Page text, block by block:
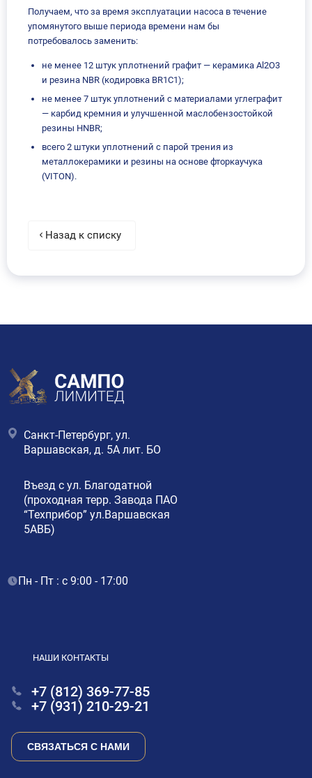
Получаем, что за время эксплуатации насоса в течение
упомянутого выше периода времени нам бы
потребовалось заменить:
не менее 12 штук уплотнений графит — керамика Al2O3
и резина NBR (кодировка BR1C1);
не менее 7 штук уплотнений с материалами углеграфит
— карбид кремния и улучшенной маслобензостойкой
резины HNBR;
всего 2 штуки уплотнений с парой трения из
металлокерамики и резины на основе фторкаучука
(VITON).
Назад к списку
Санкт-Петербург, ул.
Варшавская, д. 5А лит. БО
Въезд с ул. Благодатной
(проходная терр. Завода ПАО
“Техприбор” ул.Варшавская
5АВБ)
Пн - Пт : с 9:00 - 17:00
НАШИ КОНТАКТЫ
+7 (812) 369-77-85
+7 (931) 210-29-21
СВЯЗАТЬСЯ С НАМИ